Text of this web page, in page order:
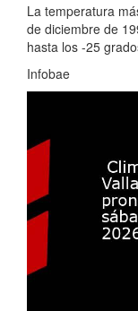
La temperatura
de diciembre de
hasta los -25
Infobae